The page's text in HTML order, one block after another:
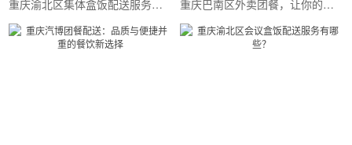
重庆渝北区集体盒饭配送服务，让您品尝美味佳肴 重庆巴南区外卖团餐，让你的团队品尝美味佳肴